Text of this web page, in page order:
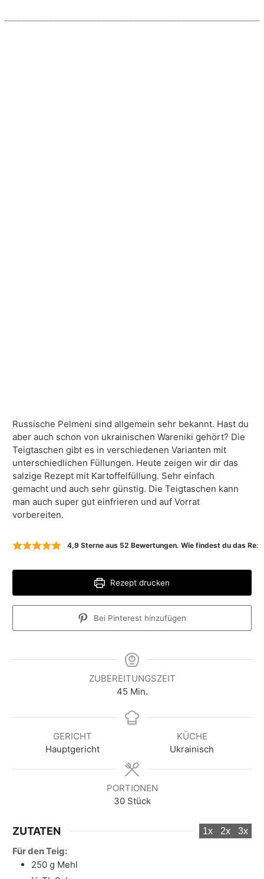
Russische Pelmeni sind allgemein sehr bekannt. Hast du
aber auch schon von ukrainischen Wareniki gehört? Die
Teigtaschen gibt es in verschiedenen Varianten mit
unterschiedlichen Füllungen. Heute zeigen wir dir das
salzige Rezept mit Kartoffelfüllung. Sehr einfach
gemacht und auch sehr günstig. Die Teigtaschen kann
man auch super gut einfrieren und auf Vorrat
vorbereiten.
4,9Sterne aus 52 Bewertungen. Wie findest du das
Rezept drucken
Bei Pinterest hinzufügen
ZUBEREITUNGSZEIT
45M
n
n
Min.
GERICHT
Hauptgericht
KÜCHE
Ukrainisch
PORTIONEN
30 Stück
ZUTATEN 1x 2x 3x
Für den Teig:
250 g Mehl